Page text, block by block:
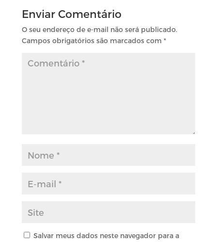
Enviar Comentário
O seu endereço de e-mail não será publicado.
Campos obrigatórios são marcados com *
Salvar meus dados neste navegador para a